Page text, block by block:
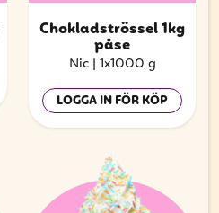
Chokladströssel 1kg
påse
Nic | 1x1000 g
LOGGA IN FÖR KÖP